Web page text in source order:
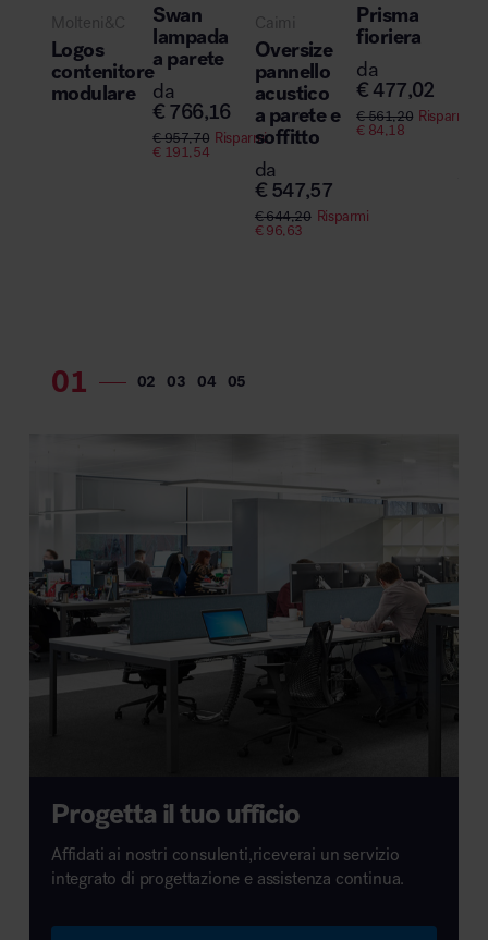
Molteni&C
Logos
contenitore
modulare
Swan
lampada
a parete
da
€ 766,16
€957,70 Risparmi
€191,54
Caimi
Oversize
pannello
acustico
a parete e
soffitto
da
€ 547,57
€644,20 Risparmi
€96,63
Prisma
fioriera
da
€ 477,02
€561,20 Risparmi
€84,18
Progetta il tuo ufficio
Affidati ai nostri consulenti,riceverai un servizio
integrato di progettazione e assistenza continua.